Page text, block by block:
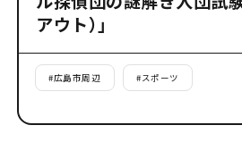
アウト）」
#広島市周辺 #スポーツ